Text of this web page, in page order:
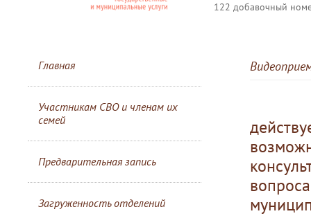
122 добавочный
Главная
Участникам СВО и членам их
семей
Предварительная запись
Загруженность отделений